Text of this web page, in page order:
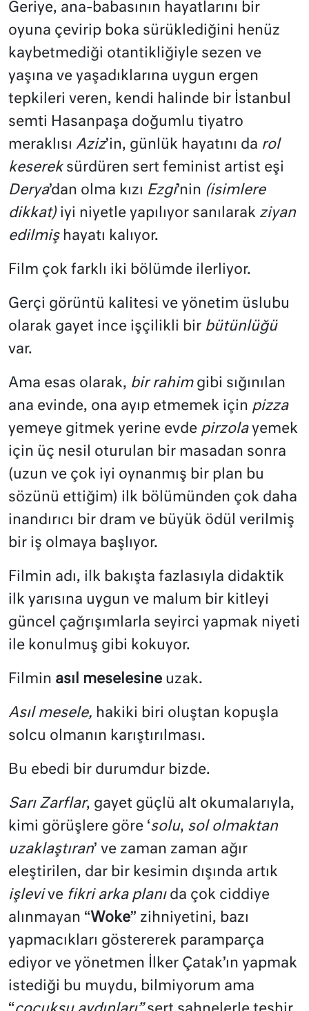
Geriye, ana-babasının hayatlarını bir
oyuna çevirip boka sürüklediğini henüz
kaybetmediği otantikliğiyle sezen ve
yaşına ve yaşadıklarına uygun ergen
tepkileri veren, kendi halinde bir İstanbul
semti Hasanpaşa doğumlu tiyatro
meraklısı Aziz’in, günlük hayatını da rol
kesereksürdüren sert feminist artist eşi
Derya’dan olma kızı Ezgi’nin (isimlere
dikkat) iyi niyetle yapılıyor sanılarak ziyan
edilmişhayatı kalıyor.
Film çok farklı iki bölümde ilerliyor.
Gerçi görüntü kalitesi ve yönetim üslubu
olarak gayet ince işçilikli bir bütünlüğü
var.
Ama esas olarak, bir rahimgibi sığınılan
ana evinde, ona ayıp etmemek için pizza
yemeye gitmek yerine evde pirzolayemek
için üç nesil oturulan bir masadan sonra
(uzun ve çok iyi oynanmış bir plan bu
sözünü ettiğim) ilk bölümünden çok daha
inandırıcı bir dram ve büyük ödül verilmiş
bir iş olmaya başlıyor.
Filmin adı, ilk bakışta fazlasıyla didaktik
ilk yarısına uygun ve malum bir kitleyi
güncel çağrışımlarla seyirci yapmak niyeti
ile konulmuş gibi kokuyor.
Filmin asıl meselesine uzak.
Asıl mesele, hakiki biri oluştan kopuşla
solcu olmanın karıştırılması.
Bu ebedi bir durumdur bizde.
Sarı Zarflar, gayet güçlü alt okumalarıyla,
kimi görüşlere göre ‘solu, sol olmaktan
uzaklaştıran’ ve zaman zaman ağır
eleştirilen, dar bir kesimin dışında artık
işlevive fikri arka planıda çok ciddiye
alınmayan “Woke” zihniyetini, bazı
yapmacıkları göstererek paramparça
ediyor ve yönetmen İlker Çatak’ın yapmak
istediği bu muydu, bilmiyorum ama